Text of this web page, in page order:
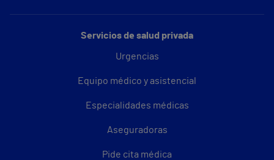
Servicios de salud privada
Urgencias
Equipo médico y asistencial
Especialidades médicas
Aseguradoras
Pide cita médica